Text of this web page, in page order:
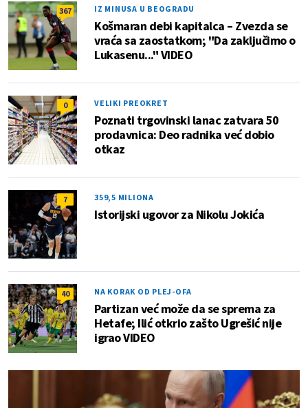
367 IZ MINUSA U BEOGRADU
Košmaran debi kapitalca – Zvezda se
vraća sa zaostatkom; "Da zaključimo o
Lukasenu..." VIDEO
0 VELIKI PREOKRET
Poznati trgovinski lanac zatvara 50
prodavnica: Deo radnika već dobio
otkaz
7 359,5 MILIONA
Istorijski ugovor za Nikolu Jokića
40 NA KORAK OD PLEJ-OFA
Partizan već može da se sprema za
Hetafe; Ilić otkrio zašto Ugrešić nije
igrao VIDEO